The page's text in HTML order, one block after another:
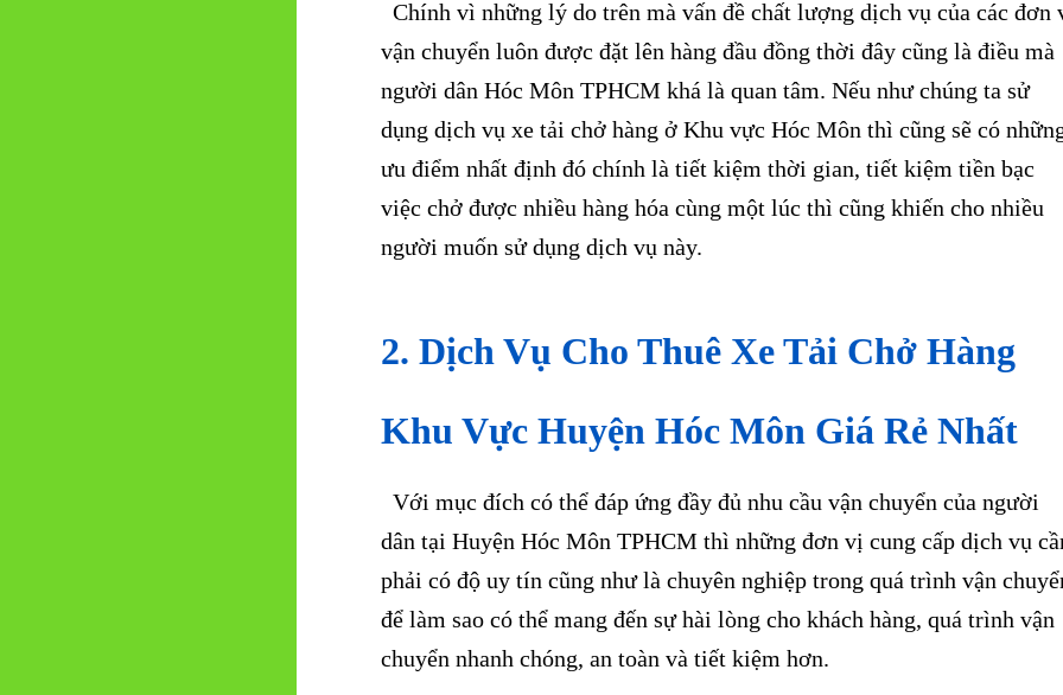
người muốn sử dụng dịch vụ này.
2. Dịch Vụ Cho Thuê Xe Tải Chở Hàng
Khu Vực Huyện Hóc Môn Giá Rẻ Nhất
phải có độ uy tín cũng như là chuyên nghiệp trong quá trình vận
chuyển nhanh chóng, an toàn và tiết kiệm hơn.